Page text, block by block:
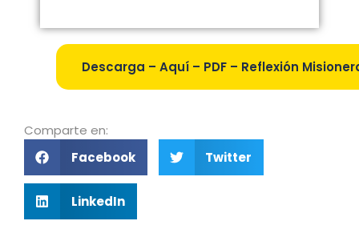
Descarga – Aquí – PDF – Reflexión
Comparte en:
Facebook
Twitter
LinkedIn